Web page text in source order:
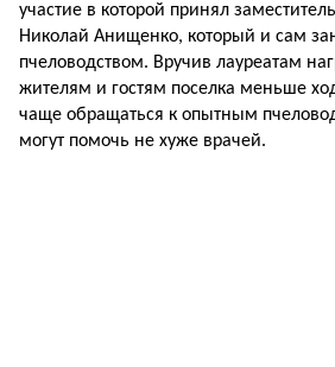
участие в которой принял
Николай Анищенко, который и сам
пчеловодством. Вручив лауреатам
жителям и гостям поселка меньше
чаще обращаться к опытным
могут помочь не хуже врачей.